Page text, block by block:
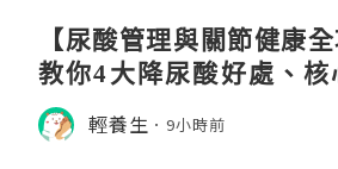
【尿酸管理與關節健康
教你4大降尿酸好處、
飲食調理秘訣
輕養生 9小時前